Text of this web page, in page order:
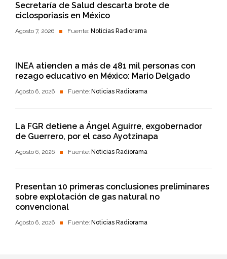
Secretaría de Salud descarta brote de
ciclosporiasis en México
Agosto 7, 2026 Fuente: Noticias Radiorama
INEA atienden a más de 481 mil personas con
rezago educativo en México: Mario Delgado
Agosto 6, 2026 Fuente: Noticias Radiorama
La FGR detiene a Ángel Aguirre, exgobernador
de Guerrero, por el caso Ayotzinapa
Agosto 6, 2026 Fuente: Noticias Radiorama
Presentan 10 primeras conclusiones preliminares
sobre explotación de gas natural no
convencional
Agosto 6, 2026 Fuente: Noticias Radiorama